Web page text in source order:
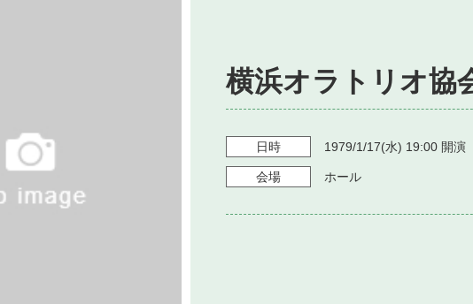
横浜オラトリオ協
日時 1979/1/17(水) 19:00 開演
会場 ホール